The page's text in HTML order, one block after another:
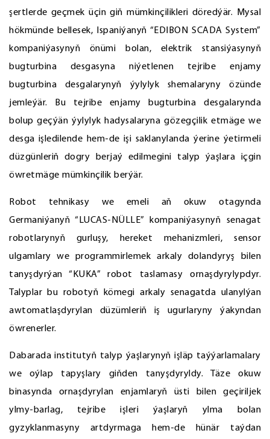
şertlerde geçmek üçin giň mümkinçilikleri döredýär. Mysal
hökmünde bellesek, Ispaniýanyň “EDIBON SCADA System”
kompaniýasynyň önümi bolan, elektrik stansiýasynyň
bugturbina desgasyna niýetlenen tejribe enjamy
bugturbina desgalarynyň ýylylyk shemalaryny özünde
jemleýär. Bu tejribe enjamy bugturbina desgalarynda
bolup geçýän ýylylyk hadysalaryna gözegçilik etmäge we
desga işledilende hem-de işi saklanylanda ýerine ýetirmeli
düzgünleriň dogry berjaý edilmegini talyp ýaşlara içgin
öwretmäge mümkinçilik berýär.
Robot tehnikasy we emeli aň okuw otagynda
Germaniýanyň “LUCAS-NÜLLE” kompaniýasynyň senagat
robotlarynyň gurluşy, hereket mehanizmleri, sensor
ulgamlary we programmirlemek arkaly dolandyryş bilen
tanyşdyrýan “KUKA” robot taslamasy ornaşdyrylypdyr.
Talyplar bu robotyň kömegi arkaly senagatda ulanylýan
awtomatlaşdyrylan düzümleriň iş ugurlaryny ýakyndan
öwrenerler.
Dabarada institutyň talyp ýaşlarynyň işläp taýýarlamalary
we oýlap tapyşlary giňden tanyşdyryldy. Täze okuw
binasynda ornaşdyrylan enjamlaryň üsti bilen geçiriljek
ylmy-barlag, tejribe işleri ýaşlaryň ylma bolan
gyzyklanmasyny artdyrmaga hem-de hünär taýdan